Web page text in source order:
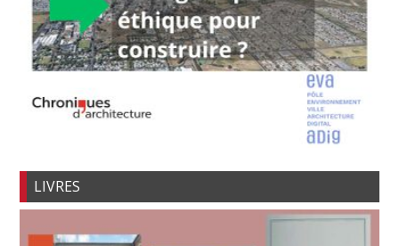
LIVRES